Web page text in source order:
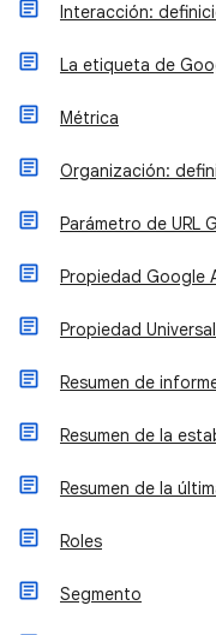
Interacción:
La etiqueta de
Métrica
Organización:
Parámetro de URL
Propiedad Google
Propiedad
Resumen de
Resumen de la
Resumen de la
Roles
Segmento